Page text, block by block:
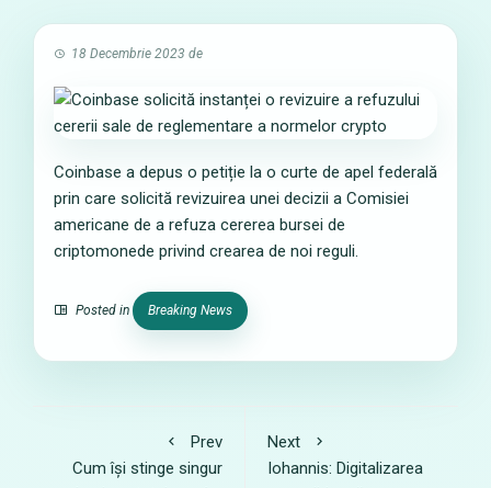
18 Decembrie 2023 de
Coinbase a depus o petiție la o curte de apel federală
prin care solicită revizuirea unei decizii a Comisiei
americane de a refuza cererea bursei de
criptomonede privind crearea de noi reguli.
Posted in Breaking News
Prev
Cum își stinge singur
Next
Iohannis: Digitalizarea